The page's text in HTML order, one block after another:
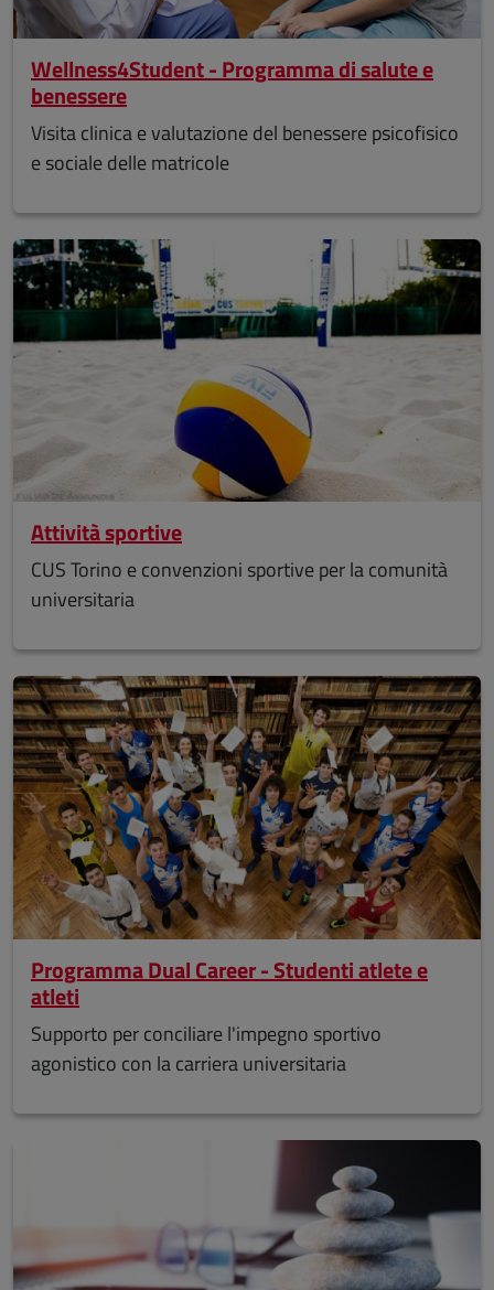
Wellness4Student - Programma di salute e
benessere
Visita clinica e valutazione del benessere psicofisico
e sociale delle matricole
Attività sportive
CUS Torino e convenzioni sportive per la comunità
universitaria
Programma Dual Career - Studenti atlete e
atleti
Supporto per conciliare l'impegno sportivo
agonistico con la carriera universitaria